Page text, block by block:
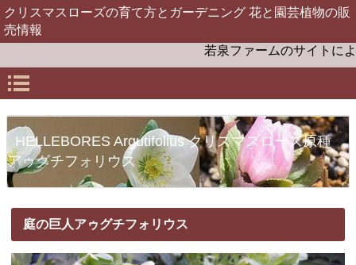
クリスマスローズの育て方とガーデニング 花と園芸植物の販
売情報
若泉ファームのサイトによ
HELLEBORES Argutifolius クリスマスローズ原種
アゥグチフォリウス
庭の巨人アゥグチフォリウス